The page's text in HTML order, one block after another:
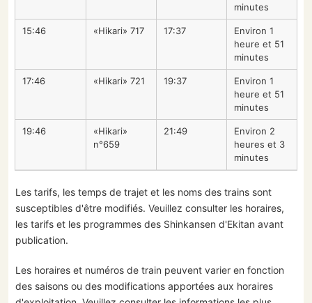
minutes
15:46 «Hikari» 717 17:37
Environ 1
heure et 51
minutes
17:46 «Hikari» 721 19:37
Environ 1
heure et 51
minutes
19:46
«Hikari»
n°659
21:49
Environ 2
heures et 3
minutes
Les tarifs, les temps de trajet et les noms des trains sont
susceptibles d'être modifiés. Veuillez consulter les horaires,
les tarifs et les programmes des Shinkansen d'Ekitan avant
publication.
Les horaires et numéros de train peuvent varier en fonction
des saisons ou des modifications apportées aux horaires